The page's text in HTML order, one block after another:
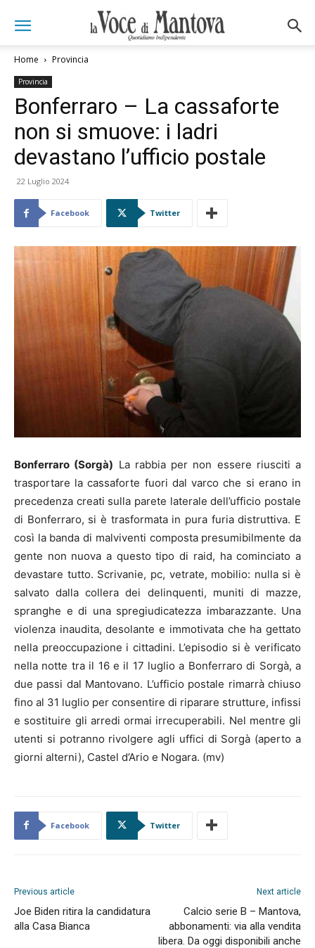
Home Provincia
Provincia
Bonferraro – La cassaforte
non si smuove: i ladri
devastano l’ufficio postale
22 Luglio 2024
Facebook Twitter
Bonferraro (Sorgà) La rabbia per non essere riusciti a
trasportare la cassaforte fuori dal varco che si erano in
precedenza creati sulla parete laterale dell’ufficio postale
di Bonferraro, si è trasformata in pura furia distruttiva. E
così la banda di malviventi composta presumibilmente da
gente non nuova a questo tipo di raid, ha cominciato a
devastare tutto. Scrivanie, pc, vetrate, mobilio: nulla si è
salvato dalla collera dei delinquenti, muniti di mazze,
spranghe e di una spregiudicatezza imbarazzante. Una
violenza inaudita, desolante e immotivata che ha gettato
nella preoccupazione i cittadini. L’episodio si è verificato
nella notte tra il 16 e il 17 luglio a Bonferraro di Sorgà, a
due passi dal Mantovano. L’ufficio postale rimarrà chiuso
fino al 31 luglio per consentire di riparare strutture, infissi
e sostituire gli arredi ormai irrecuperabili. Nel mentre gli
utenti si potranno rivolgere agli uffici di Sorgà (aperto a
giorni alterni), Castel d’Ario e Nogara. (mv)
Facebook Twitter
Previous article
Joe Biden ritira la candidatura
alla Casa Bianca
Next article
Calcio serie B – Mantova,
abbonamenti: via alla vendita
libera. Da oggi disponibili anche